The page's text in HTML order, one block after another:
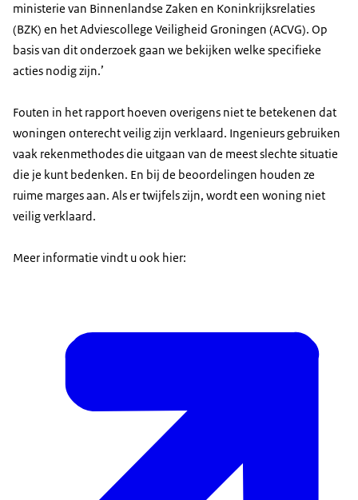
ministerie van Binnenlandse Zaken en Koninkrijksrelaties
(BZK) en het Adviescollege Veiligheid Groningen (ACVG). Op
basis van dit onderzoek gaan we bekijken welke specifieke
acties nodig zijn.’
Fouten in het rapport hoeven overigens niet te betekenen dat
woningen onterecht veilig zijn verklaard. Ingenieurs gebruiken
vaak rekenmethodes die uitgaan van de meest slechte situatie
die je kunt bedenken. En bij de beoordelingen houden ze
ruime marges aan. Als er twijfels zijn, wordt een woning niet
veilig verklaard.
Meer informatie vindt u ook hier: